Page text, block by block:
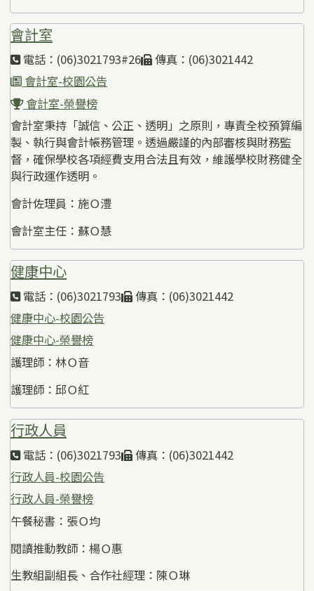
會計室
電話：(06)3021793#26
傳真：(06)3021442
會計室-校園公告
會計室-榮譽榜
會計室秉持「誠信、公正、透明」之原則，專責全校預算編
製、執行與會計帳務管理。透過嚴謹的內部審核與財務監
督，確保學校各項經費支用合法且有效，維護學校財務健全
與行政運作透明。
會計佐理員：施Ｏ澧
會計室主任：蘇Ｏ慧
健康中心
電話：(06)3021793
傳真：(06)3021442
健康中心-校園公告
健康中心-榮譽榜
護理師：林Ｏ音
護理師：邱Ｏ紅
行政人員
電話：(06)3021793
傳真：(06)3021442
行政人員-校園公告
行政人員-榮譽榜
午餐秘書：張Ｏ均
閱讀推動教師：楊Ｏ惠
生教組副組長、合作社經理：陳Ｏ琳